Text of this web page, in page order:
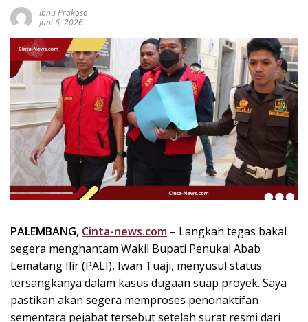
a
a
r
r
k
n
i
,
P
n
I
n
s
p
Ibnu Prakoso
Juni 6, 2026
PALEMBANG, Cinta-news.com – Langkah tegas bakal
segera menghantam Wakil Bupati Penukal Abab
Lematang Ilir (PALI), Iwan Tuaji, menyusul status
tersangkanya dalam kasus dugaan suap proyek. Saya
pastikan akan segera memproses penonaktifan
sementara pejabat tersebut setelah surat resmi dari